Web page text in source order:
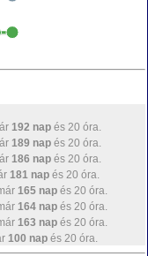
192 nap és 20 óra.
189 nap és 20 óra.
186 nap és 20 óra.
181 nap és 20 óra.
165 nap és 20 óra.
164 nap és 20 óra.
163 nap és 20 óra.
100 nap és 20 óra.